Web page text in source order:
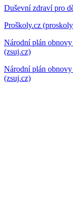
Duševní zdraví pro
Proškoly.cz
Národní plán
(zsuj.cz)
Národní plán
(zsuj.cz)